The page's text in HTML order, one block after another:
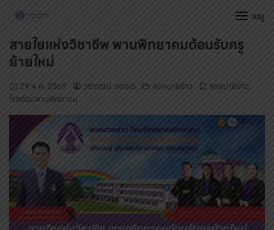
Skip
content
เมนู
สายใยแห่งวิชาชีพ พานพิทยาคมต้อนรับครู
ย้ายใหม่
29 พ.ค. 2569 วราภรณ์ แผงผล จดหมายข่าว จดหมายข่าว,
โรงเรียนพานพิทยาคม